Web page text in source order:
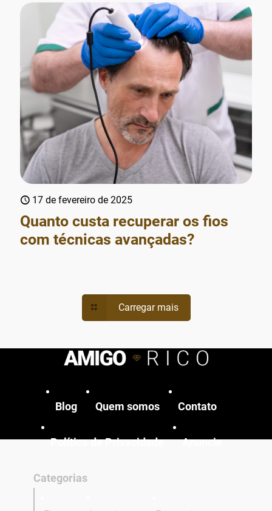
17 de fevereiro de 2025
Quanto custa recuperar os fios
com técnicas avançadas?
Carregar mais
Blog Quem somos Contato
Política de Privacidade Anuncie
Categorias